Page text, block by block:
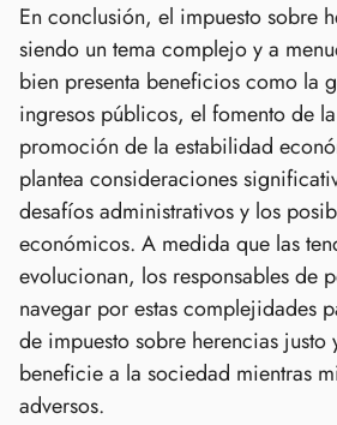
En conclusión, el impuesto sobre
siendo un tema complejo y a
bien presenta beneficios como la
ingresos públicos, el fomento de
promoción de la estabilidad
plantea consideraciones
desafíos administrativos y los
económicos. A medida que las
evolucionan, los responsables de
navegar por estas complejidades
de impuesto sobre herencias justo
beneficie a la sociedad mientras
adversos.